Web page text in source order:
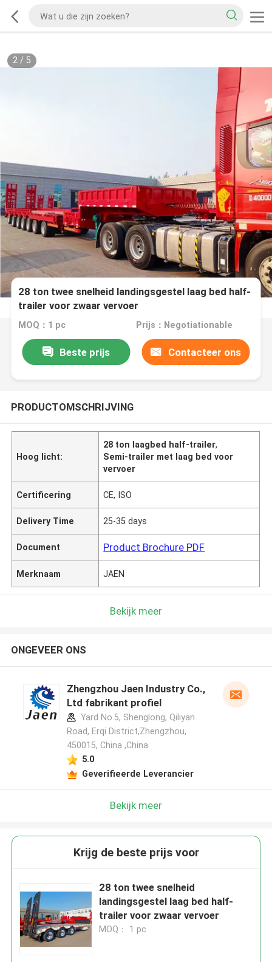
2/ 5
28 ton twee snelheid landingsgestel laag bed half-
trailer voor zwaar vervoer
MOQ：1 pc Prijs：Negotiationable
Beste prijs Contacteer ons
PRODUCTOMSCHRIJVING
Hoog licht:
28 ton laagbed half-trailer,
Semi-trailer met laag bed voor
vervoer
Certificering CE, ISO
Delivery Time 25-35 days
Document Product Brochure PDF
Merknaam JAEN
Bekijk meer
ONGEVEER ONS
Zhengzhou Jaen Industry Co.,
Ltd fabrikant profiel
Yard No.5, Shenglong, Qiliyan
Road, Erqi District,Zhengzhou,
450015, China ,China
5.0
Geverifieerde Leverancier
Bekijk meer
Krijg de beste prijs voor
28 ton twee snelheid
landingsgestel laag bed half-
trailer voor zwaar vervoer
MOQ： 1 pc